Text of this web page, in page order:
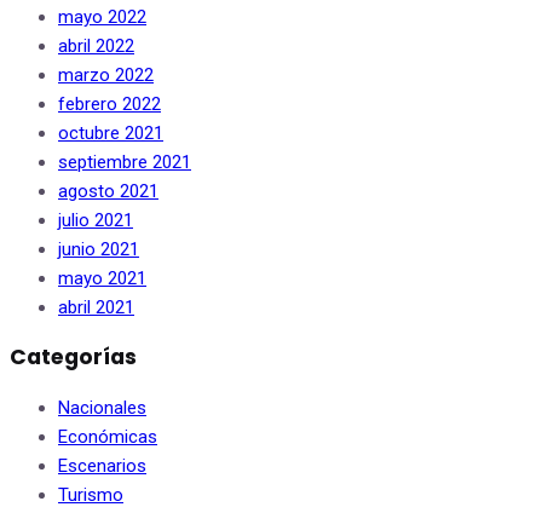
mayo 2022
abril 2022
marzo 2022
febrero 2022
octubre 2021
septiembre 2021
agosto 2021
julio 2021
junio 2021
mayo 2021
abril 2021
Categorías
Nacionales
Económicas
Escenarios
Turismo